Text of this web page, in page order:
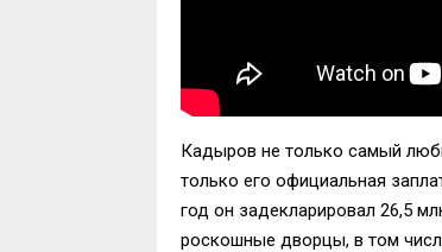
Кадыров не только самый
только его официальная
год он задекларировал 26,5
роскошные дворцы, в том